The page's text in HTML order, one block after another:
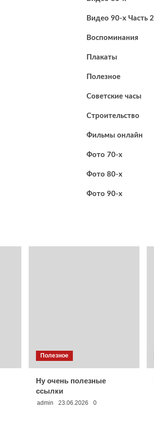
Видео 90-х Часть 2
Воспоминания
Плакаты
Полезное
Советские часы
Строительство
Фильмы онлайн
Фото 70-х
Фото 80-х
Фото 90-х
Полезное
Ну очень полезные
ссылки
admin 23.06.2026 0